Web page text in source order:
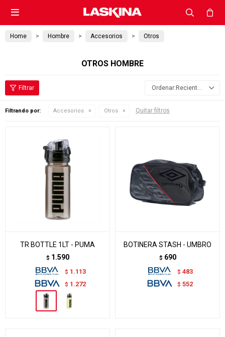

Home Hombre Accesorios Otros
OTROS HOMBRE
Recientes
Filtrando por: Accesorios Otros Quitar filtros
TR BOTTLE 1LT - PUMA
$ 1.590
$ 1.113
$ 1.272
BOTINERA STASH - UMBRO
$ 690
$ 483
$ 552